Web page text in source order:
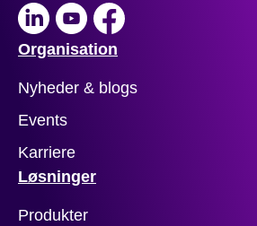
LinkedInYoutubeFacebook
Organisation
Nyheder & blogs
Events
Karriere
Løsninger
Produkter